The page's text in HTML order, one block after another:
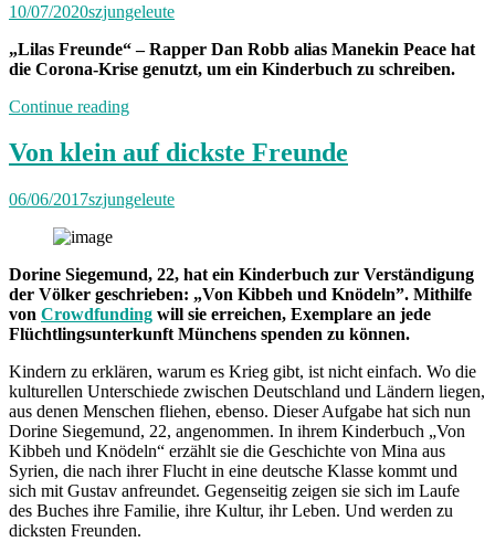
10/07/2020szjungeleute
„Lilas Freunde“ – Rapper Dan Robb alias Manekin Peace hat
die Corona-Krise genutzt, um ein Kinderbuch zu schreiben.
Continue reading„Neuland“
Von klein auf dickste Freunde
06/06/2017szjungeleute
Dorine Siegemund, 22, hat ein Kinderbuch zur Verständigung
der Völker geschrieben: „Von Kibbeh und Knödeln”. Mithilfe
von Crowdfunding will sie erreichen, Exemplare an jede
Flüchtlingsunterkunft Münchens spenden zu können.
Kindern zu erklären, warum es Krieg gibt, ist nicht einfach. Wo die
kulturellen Unterschiede zwischen Deutschland und Ländern liegen,
aus denen Menschen fliehen, ebenso. Dieser Aufgabe hat sich nun
Dorine Siegemund, 22, angenommen. In ihrem Kinderbuch „Von
Kibbeh und Knödeln“ erzählt sie die Geschichte von Mina aus
Syrien, die nach ihrer Flucht in eine deutsche Klasse kommt und
sich mit Gustav anfreundet. Gegenseitig zeigen sie sich im Laufe
des Buches ihre Familie, ihre Kultur, ihr Leben. Und werden zu
dicksten Freunden.